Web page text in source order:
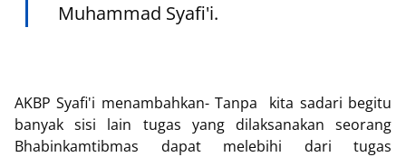
Muhammad Syafi'i.
AKBP Syafi'i menambahkan- Tanpa kita sadari begitu
banyak sisi lain tugas yang dilaksanakan seorang
Bhabinkamtibmas dapat melebihi dari tugas